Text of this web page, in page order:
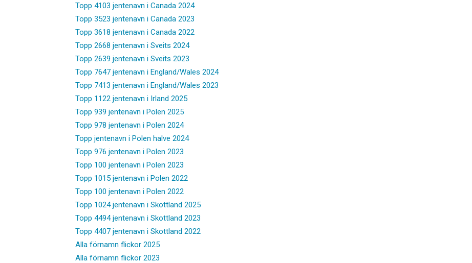
Topp 4103 jentenavn i Canada 2024
Topp 3523 jentenavn i Canada 2023
Topp 3618 jentenavn i Canada 2022
Topp 2668 jentenavn i Sveits 2024
Topp 2639 jentenavn i Sveits 2023
Topp 7647 jentenavn i England/Wales 2024
Topp 7413 jentenavn i England/Wales 2023
Topp 1122 jentenavn i Irland 2025
Topp 939 jentenavn i Polen 2025
Topp 978 jentenavn i Polen 2024
Topp jentenavn i Polen halve 2024
Topp 976 jentenavn i Polen 2023
Topp 100 jentenavn i Polen 2023
Topp 1015 jentenavn i Polen 2022
Topp 100 jentenavn i Polen 2022
Topp 1024 jentenavn i Skottland 2025
Topp 4494 jentenavn i Skottland 2023
Topp 4407 jentenavn i Skottland 2022
Alla förnamn flickor 2025
Alla förnamn flickor 2023